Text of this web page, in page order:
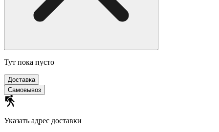
Тут пока пусто
Доставка
Самовывоз
Указать адрес доставки